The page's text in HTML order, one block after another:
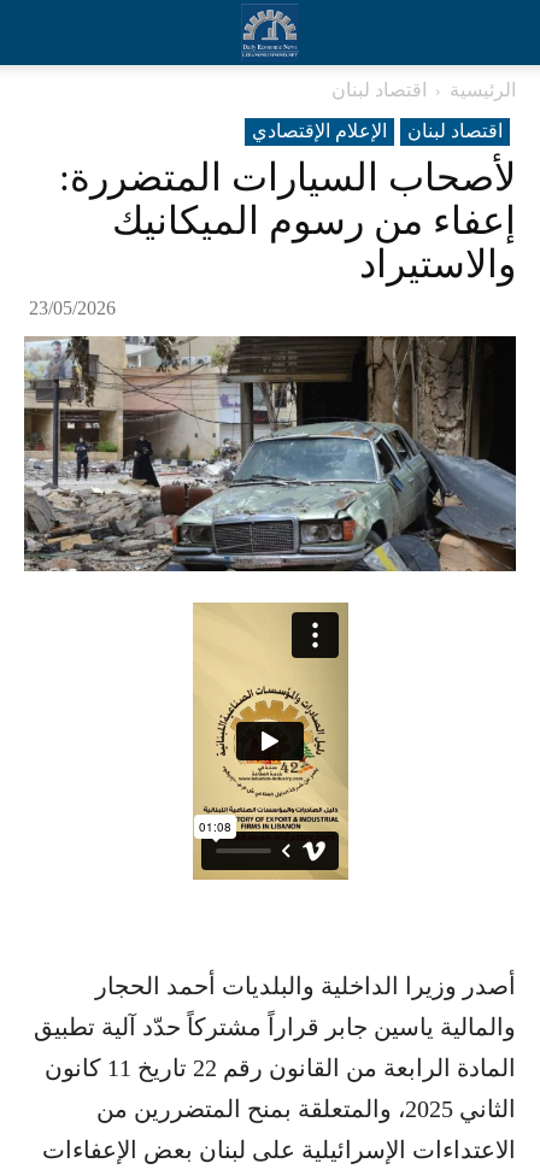
الرئيسية
اقتصاد لبنان
اقتصاد لبنان
الإعلام الإقتصادي
لأصحاب السيارات المتضررة:
إعفاء من رسوم الميكانيك
والاستيراد
23/05/2026
أصدر وزيرا الداخلية والبلديات أحمد الحجار
والمالية ياسين جابر قراراً مشتركاً حدّد آلية تطبيق
المادة الرابعة من القانون رقم 22 تاريخ 11 كانون
الثاني 2025، والمتعلقة بمنح المتضررين من
الاعتداءات الإسرائيلية على لبنان بعض الإعفاءات